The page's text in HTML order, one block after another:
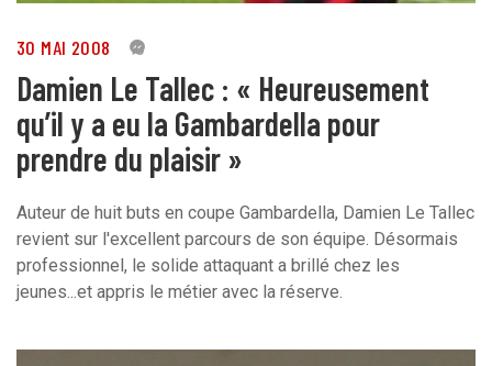
30 MAI 2008 0
Damien Le Tallec : « Heureusement
qu’il y a eu la Gambardella pour
prendre du plaisir »
Auteur de huit buts en coupe Gambardella, Damien Le Tallec
revient sur l'excellent parcours de son équipe. Désormais
professionnel, le solide attaquant a brillé chez les
jeunes...et appris le métier avec la réserve.